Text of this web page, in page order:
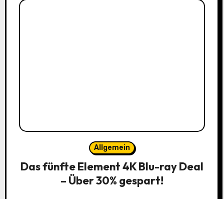
Allgemein
Das fünfte Element 4K Blu-ray Deal
– Über 30% gespart!